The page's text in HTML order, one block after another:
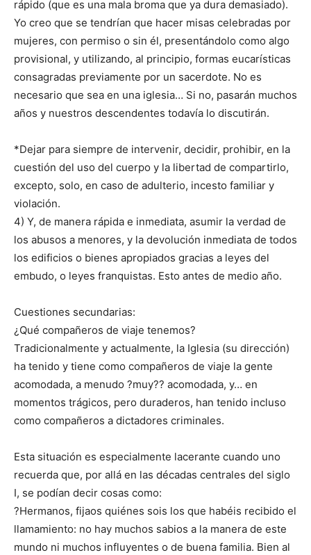
rápido (que es una mala broma que ya dura demasiado).
Yo creo que se tendrían que hacer misas celebradas por
mujeres, con permiso o sin él, presentándolo como algo
provisional, y utilizando, al principio, formas eucarísticas
consagradas previamente por un sacerdote. No es
necesario que sea en una iglesia… Si no, pasarán muchos
años y nuestros descendentes todavía lo discutirán.
*Dejar para siempre de intervenir, decidir, prohibir, en la
cuestión del uso del cuerpo y la libertad de compartirlo,
excepto, solo, en caso de adulterio, incesto familiar y
violación.
4) Y, de manera rápida e inmediata, asumir la verdad de
los abusos a menores, y la devolución inmediata de todos
los edificios o bienes apropiados gracias a leyes del
embudo, o leyes franquistas. Esto antes de medio año.
Cuestiones secundarias:
¿Qué compañeros de viaje tenemos?
Tradicionalmente y actualmente, la Iglesia (su dirección)
ha tenido y tiene como compañeros de viaje la gente
acomodada, a menudo ?muy?? acomodada, y… en
momentos trágicos, pero duraderos, han tenido incluso
como compañeros a dictadores criminales.
Esta situación es especialmente lacerante cuando uno
recuerda que, por allá en las décadas centrales del siglo
I, se podían decir cosas como:
?Hermanos, fijaos quiénes sois los que habéis recibido el
llamamiento: no hay muchos sabios a la manera de este
mundo ni muchos influyentes o de buena familia. Bien al